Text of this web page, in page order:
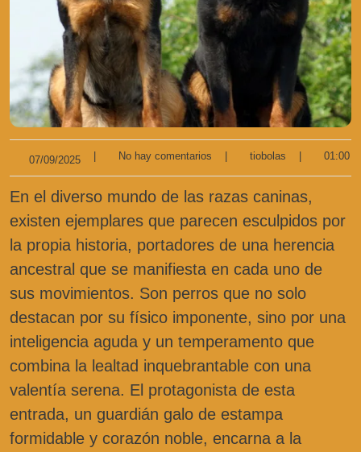
07/09/2025 No hay comentarios tiobolas 01:00
En el diverso mundo de las razas caninas,
existen ejemplares que parecen esculpidos por
la propia historia, portadores de una herencia
ancestral que se manifiesta en cada uno de
sus movimientos. Son perros que no solo
destacan por su físico imponente, sino por una
inteligencia aguda y un temperamento que
combina la lealtad inquebrantable con una
valentía serena. El protagonista de esta
entrada, un guardián galo de estampa
formidable y corazón noble, encarna a la